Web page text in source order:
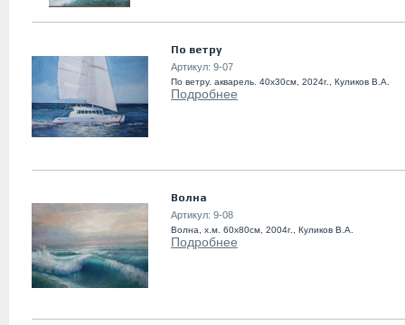
По ветру
Артикул: 9-07
По ветру. акварель. 40х30см, 2024г., Куликов В.А.
Подробнее
Волна
Артикул: 9-08
Волна, х.м. 60х80см, 2004г., Куликов В.А.
Подробнее